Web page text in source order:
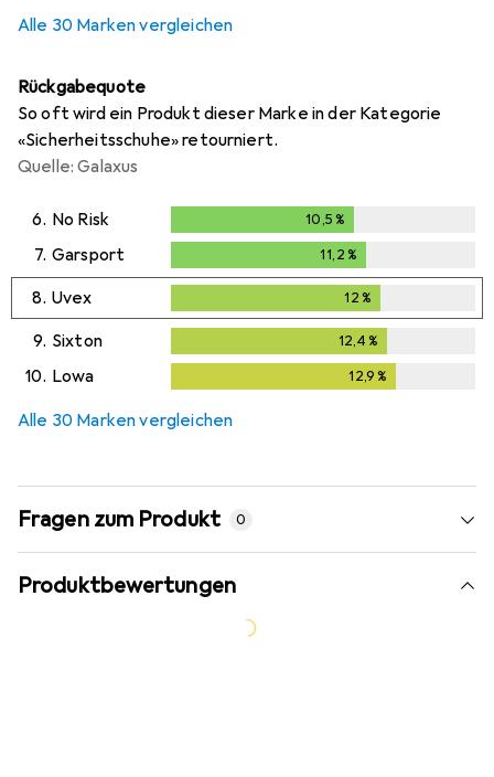
Alle 30 Marken vergleichen
Rückgabequote
So oft wird ein Produkt dieser Marke in der Kategorie
«Sicherheitsschuhe» retourniert.
Quelle: Galaxus
6. No Risk 10,5 %
7. Garsport 11,2 %
8. Uvex 12 %
9. Sixton 12,4 %
10. Lowa 12,9 %
Alle 30 Marken vergleichen
Fragen zum Produkt 0
Produktbewertungen